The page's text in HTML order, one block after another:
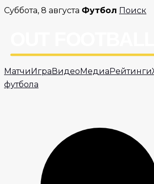
Перейти
Суббота, 8 августа Футбол Поиск
Матчи Игра Видео Медиа Рейтинги
футбола